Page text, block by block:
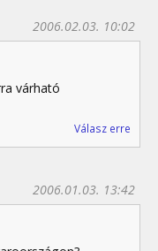
2006.02.03. 10:02
várható
Válasz erre
2006.01.03. 13:42